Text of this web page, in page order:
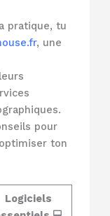
pratique, tu
, une
pour
ton
Logiciels